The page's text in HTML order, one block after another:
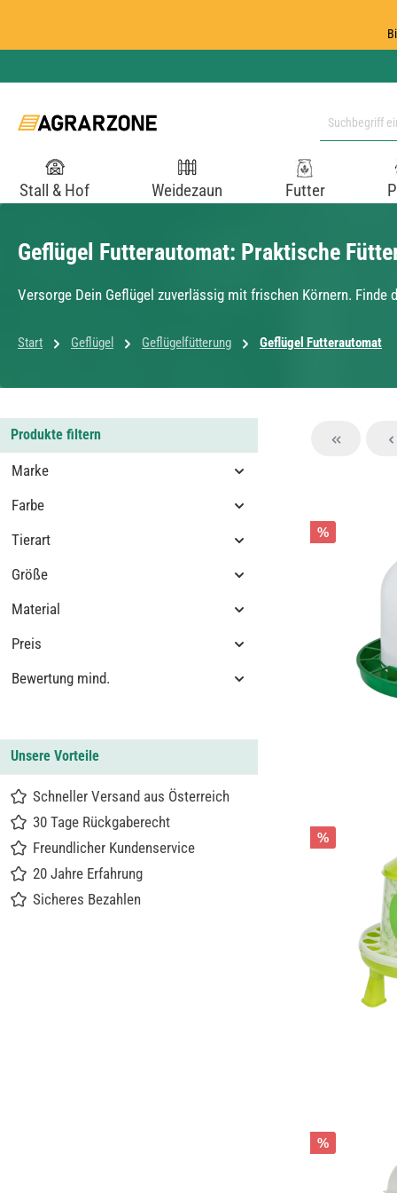
Stall & Hof Weidezaun Futter
Geflügel Futterautomat: Praktische
Versorge Dein Geflügel zuverlässig mit frischen Körnern.
Start Geflügel Geflügelfütterung Geflügel Futterautomat
Produkte filtern
Marke
Farbe
Tierart
Größe
Material
Preis
Bewertung mind.
Unsere Vorteile
Schneller Versand aus Österreich
30 Tage Rückgaberecht
Freundlicher Kundenservice
20 Jahre Erfahrung
Sicheres Bezahlen
%
%
%